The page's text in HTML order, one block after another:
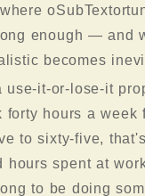
enough — and
becomes
use-it-or-lose-it
forty hours a week
to sixty-five,
hours spent at
to be doing